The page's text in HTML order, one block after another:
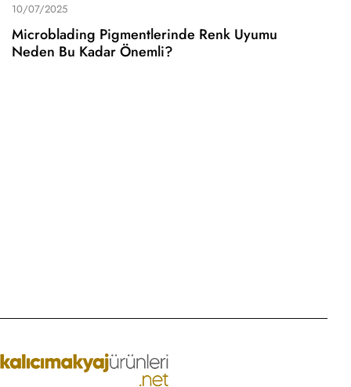
10/07/2025
Microblading Pigmentlerinde Renk Uyumu
Neden Bu Kadar Önemli?